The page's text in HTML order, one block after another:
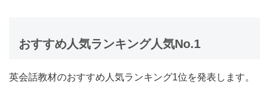
おすすめ人気ランキング人気No.1
英会話教材のおすすめ人気ランキング1位を発表します。